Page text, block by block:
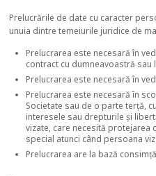
Prelucrările de date cu caracter
unuia dintre temeiurile juridice de
Prelucrarea este necesară în
contract cu dumneavoastră sau
Prelucrarea este necesară în
Prelucrarea este necesară în
Societate sau de o parte terță,
interesele sau drepturile și
vizate, care necesită protejarea
special atunci când persoana
Prelucrarea are la bază